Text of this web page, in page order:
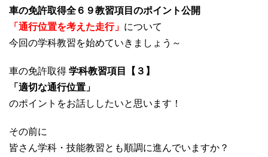
車の免許取得全６９教習項目のポイント公開
「通行位置を考えた走行」 について
今回の学科教習を始めていきましょう～
車の免許取得 学科教習項目【３】
「適切な通行位置」
のポイントをお話ししたいと思います！
その前に
皆さん学科・技能教習とも順調に進んでいますか？